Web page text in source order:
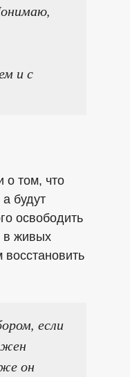
и с
о том, что
будут
освободить
в живых
если
он